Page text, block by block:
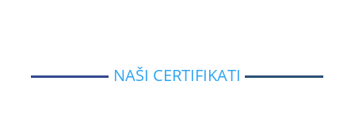
NAŠI CERTIFIKATI